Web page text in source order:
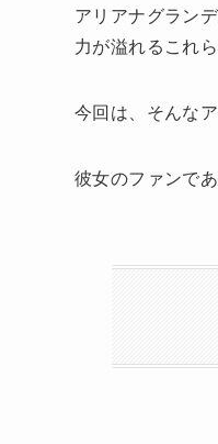
アリアナグラン
力が溢れるこれ
今回は、そんな
彼女のファンで